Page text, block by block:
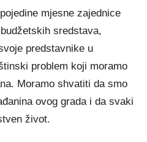
mjesne zajednice
sredstava,
predstavnike u
problem koji moramo
Moramo shvatiti da smo
ovog grada i da svaki
život.